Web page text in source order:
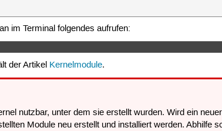
im Terminal folgendes aufrufen:
der Artikel Kernelmodule.
nutzbar, unter dem sie erstellt wurden. Wird ein
Module neu erstellt und installiert werden. Abhilfe